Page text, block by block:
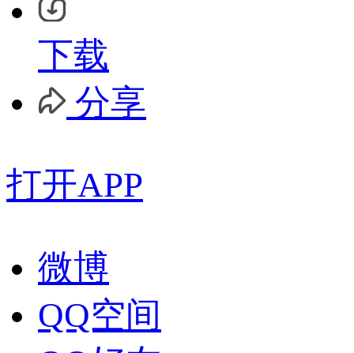
下载
分享
打开APP
微博
QQ空间